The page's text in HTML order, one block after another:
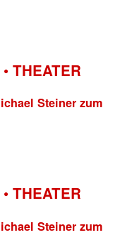
THEATER
Steiner zum
THEATER
Steiner zum